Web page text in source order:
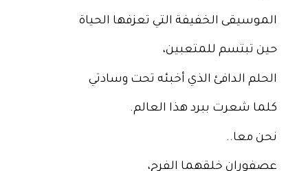
الموسيقى الخفيفة التي تعزفها الحياة
حين تبتسم للمتعبين،
الحلم الدافئ الذي أخبئه تحت وسادتي
كلما شعرت ببرد هذا العالم.
نحن معا..
عصفوران خلقهما الفرح،